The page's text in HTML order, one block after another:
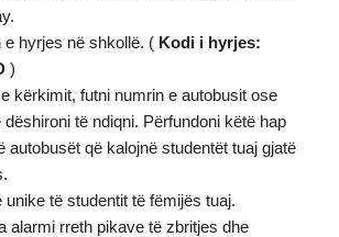
e hyrjes në shkollë. ( Kodi i hyrjes:
)
kërkimit, futni numrin e autobusit ose
dëshironi të ndiqni. Përfundoni këtë hap
autobusët që kalojnë studentët tuaj gjatë
unike të studentit të fëmijës tuaj.
alarmi rreth pikave të zbritjes dhe